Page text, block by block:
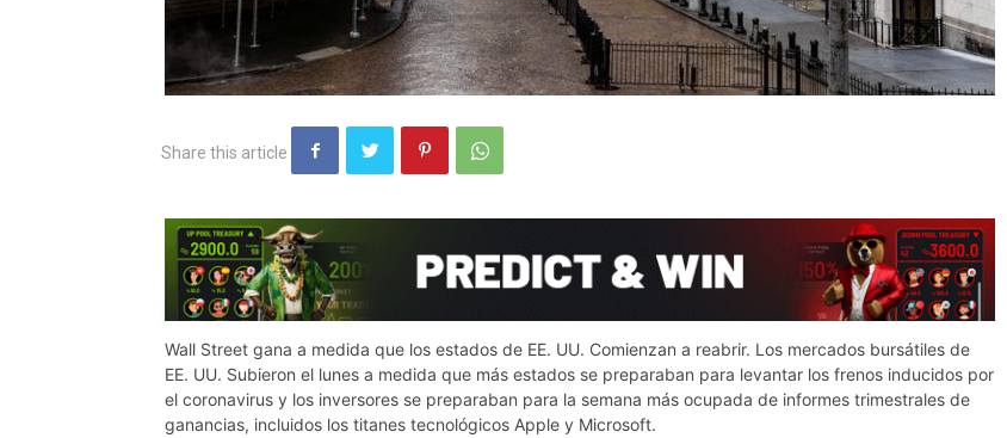
Wall Street gana a medida que los estados de EE. UU. Comienzan a reabrir. Los mercados bursátiles de
EE. UU. Subieron el lunes a medida que más estados se preparaban para levantar los frenos inducidos por
el coronavirus y los inversores se preparaban para la semana más ocupada de informes trimestrales de
ganancias, incluidos los titanes tecnológicos Apple y Microsoft.